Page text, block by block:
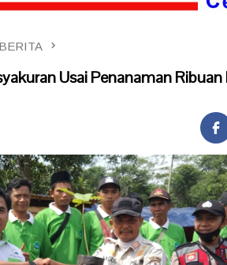
BERITA
Usai Penanaman